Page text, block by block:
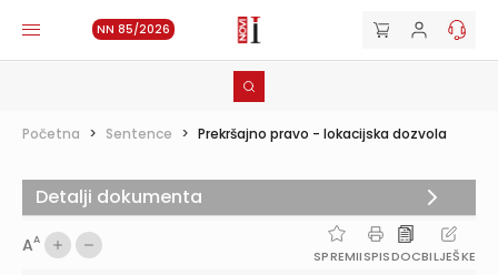
NN 85/2026
Početna > Sentence > Prekršajno pravo - lokacijska dozvola
AA
SPREMIISPISDOCBILJEŠKE
Detalji dokumenta